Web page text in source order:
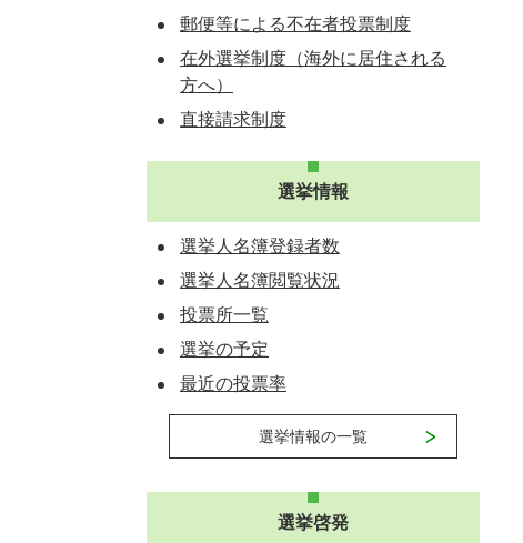
郵便等による不在者投票制度
在外選挙制度（海外に居住される
方へ）
直接請求制度
選挙情報
選挙人名簿登録者数
選挙人名簿閲覧状況
投票所一覧
選挙の予定
最近の投票率
選挙情報の一覧
選挙啓発